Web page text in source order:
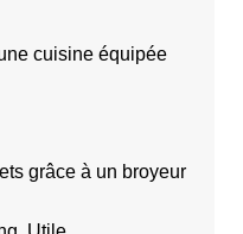
cuisine équipée
grâce à un broyeur